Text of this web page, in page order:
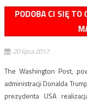
PODOBA CI SIĘ TO
20 lipca 2017
The Washington Post,
administracji Donalda
prezydenta USA